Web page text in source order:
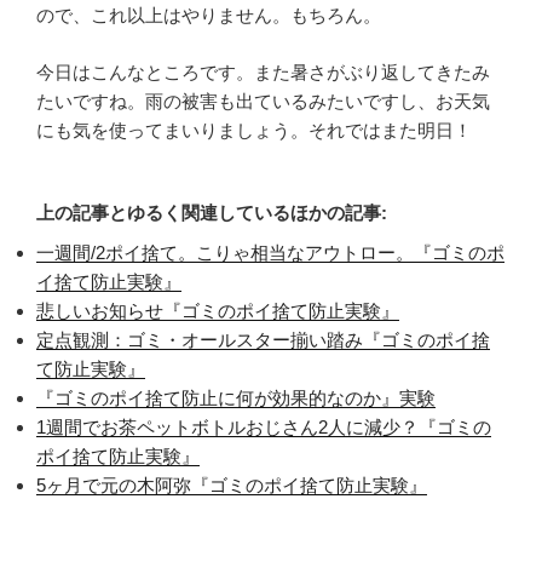
ので、これ以上はやりません。もちろん。
今日はこんなところです。また暑さがぶり返してきたみ
たいですね。雨の被害も出ているみたいですし、お天気
にも気を使ってまいりましょう。それではまた明日！
上の記事とゆるく関連しているほかの記事:
一週間/2ポイ捨て。こりゃ相当なアウトロー。『ゴミのポ
イ捨て防止実験』
悲しいお知らせ『ゴミのポイ捨て防止実験』
定点観測：ゴミ・オールスター揃い踏み『ゴミのポイ捨
て防止実験』
『ゴミのポイ捨て防止に何が効果的なのか』実験
1週間でお茶ペットボトルおじさん2人に減少？『ゴミの
ポイ捨て防止実験』
5ヶ月で元の木阿弥『ゴミのポイ捨て防止実験』